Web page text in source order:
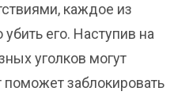
каждое из
его. Наступив на
уголков могут
поможет заблокировать